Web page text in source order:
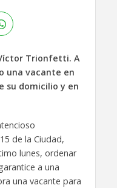
Trionfetti. A
una vacante en
su domicilio y en
de la Ciudad,
lunes, ordenar
a una
una vacante para